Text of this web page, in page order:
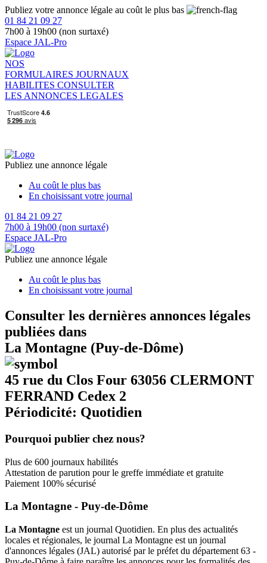
Publiez votre annonce légale au coût le plus bas
01 84 21 09 27
7h00 à 19h00 (non surtaxé)
Espace JAL-Pro
NOS
FORMULAIRES JOURNAUX
HABILITES CONSULTER
LES ANNONCES LEGALES
Publiez une annonce légale
Au coût le plus bas
En choisissant votre journal
01 84 21 09 27
7h00 à 19h00 (non surtaxé)
Espace JAL-Pro
Publiez une annonce légale
Au coût le plus bas
En choisissant votre journal
Consulter les dernières annonces légales
publiées dans
La Montagne (Puy-de-Dôme)
45 rue du Clos Four 63056 CLERMONT
FERRAND Cedex 2
Périodicité: Quotidien
Pourquoi publier chez nous?
Plus de 600 journaux habilités
Attestation de parution pour le greffe immédiate et gratuite
Paiement 100% sécurisé
La Montagne - Puy-de-Dôme
La Montagne est un journal Quotidien. En plus des actualités
locales et régionales, le journal La Montagne est un journal
d'annonces légales (JAL) autorisé par le préfet du département 63 -